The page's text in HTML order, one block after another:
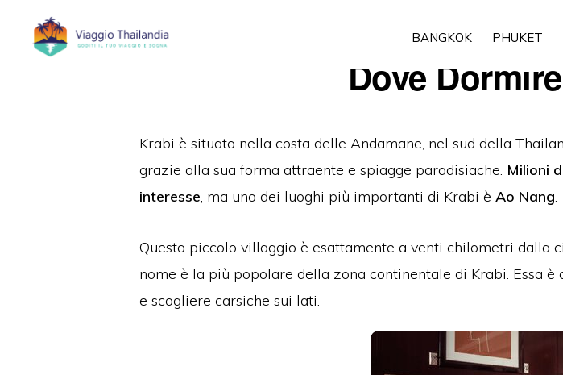
BANGKOK PHUKET
Dove
Krabi è situato nella costa delle Andamane, nel sud della
grazie alla sua forma attraente e spiagge paradisiache. Milioni
interesse, ma uno dei luoghi più importanti di Krabi è Ao Nang.
Questo piccolo villaggio è esattamente a venti chilometri dalla
nome è la più popolare della zona continentale di Krabi. Essa
e scogliere carsiche sui lati.